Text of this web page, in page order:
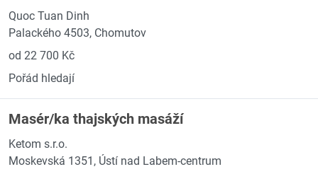
Quoc Tuan Dinh
Palackého 4503, Chomutov
od 22 700 Kč
Pořád hledají
Masér/ka thajských masáží
Ketom s.r.o.
Moskevská 1351, Ústí nad Labem-centrum